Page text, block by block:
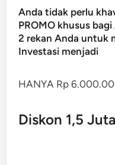
Anda tidak perlu
PROMO khusus
2 rekan Anda untuk
Investasi menjadi
HANYA Rp
Diskon 1,5